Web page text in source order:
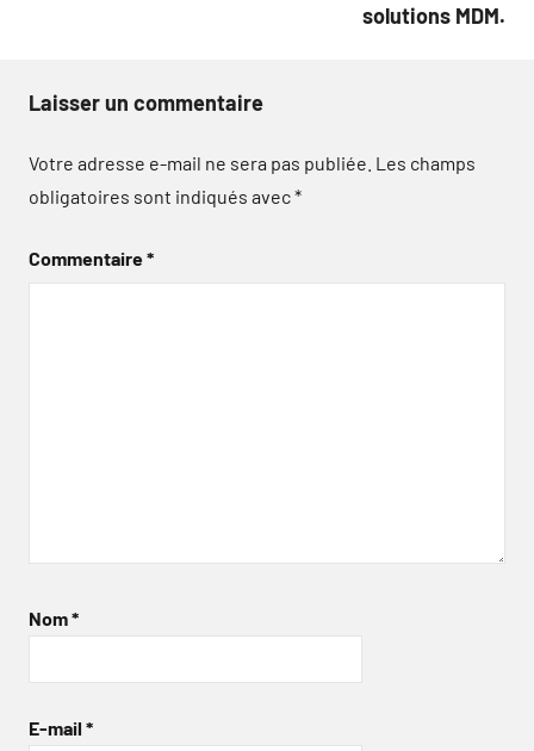
solutions MDM.
Laisser un commentaire
Votre adresse e-mail ne sera pas publiée. Les champs
obligatoires sont indiqués avec*
Commentaire*
Nom*
E-mail *